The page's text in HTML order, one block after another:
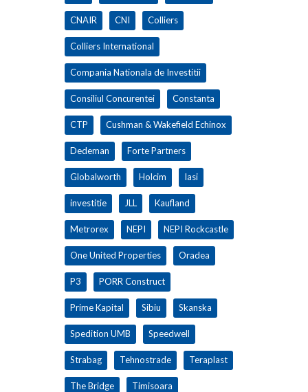
CNAIR CNI Colliers
Colliers International
Compania Nationala de Investitii
Consiliul Concurentei Constanta
CTP Cushman & Wakefield Echinox
Dedeman Forte Partners
Globalworth Holcim Iasi
investitie JLL Kaufland
Metrorex NEPI NEPI Rockcastle
One United Properties Oradea
P3 PORR Construct
Prime Kapital Sibiu Skanska
Spedition UMB Speedwell
Strabag Tehnostrade Teraplast
The Bridge Timisoara